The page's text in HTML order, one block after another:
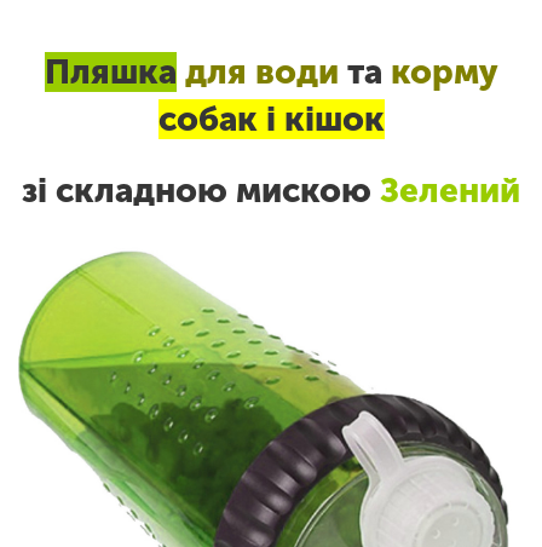
Пляшка для води та корму
собак і кішок
зі складною мискою Зелений